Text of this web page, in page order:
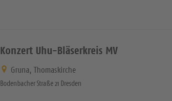
Konzert Uhu-Bläserkreis MV
Gruna, Thomaskirche
Bodenbacher Straße 21 Dresden